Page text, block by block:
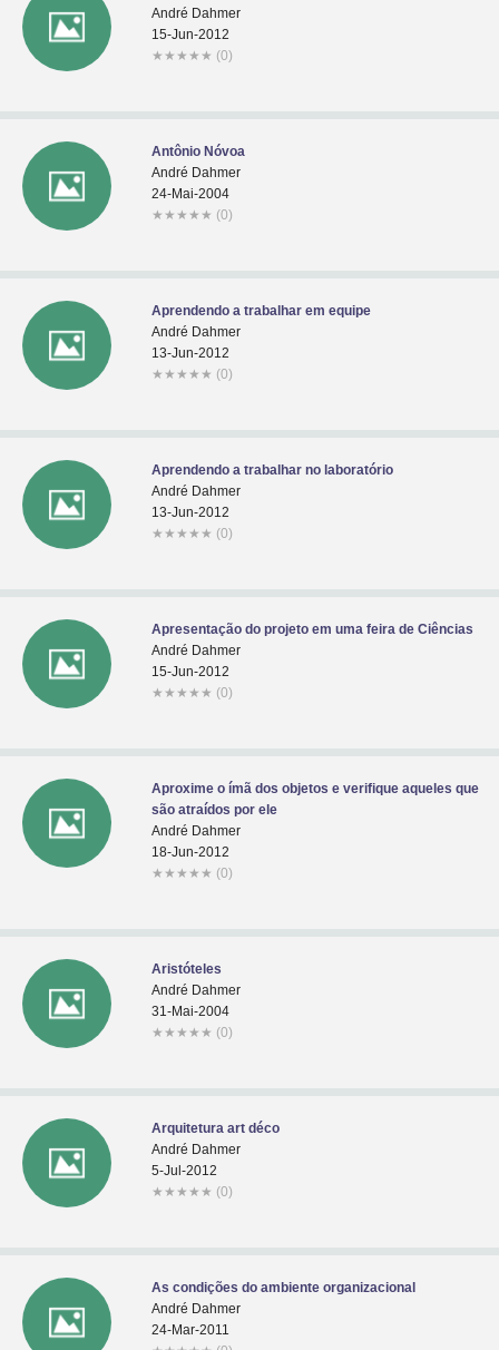
André Dahmer
15-Jun-2012
★ ★ ★ ★ ★ (0)
Antônio Nóvoa
André Dahmer
24-Mai-2004
★ ★ ★ ★ ★ (0)
Aprendendo a trabalhar em equipe
André Dahmer
13-Jun-2012
★ ★ ★ ★ ★ (0)
Aprendendo a trabalhar no laboratório
André Dahmer
13-Jun-2012
★ ★ ★ ★ ★ (0)
Apresentação do projeto em uma feira de Ciências
André Dahmer
15-Jun-2012
★ ★ ★ ★ ★ (0)
Aproxime o ímã dos objetos e verifique aqueles que
são atraídos por ele
André Dahmer
18-Jun-2012
★ ★ ★ ★ ★ (0)
Aristóteles
André Dahmer
31-Mai-2004
★ ★ ★ ★ ★ (0)
Arquitetura art déco
André Dahmer
5-Jul-2012
★ ★ ★ ★ ★ (0)
As condições do ambiente organizacional
André Dahmer
24-Mar-2011